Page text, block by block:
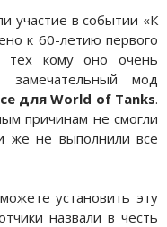
участие в событии «К
к 60-летию первого
тех кому оно очень
замечательный мод
для World of Tanks.
причинам не смогли
же не выполнили все
установить эту
назвали в честь